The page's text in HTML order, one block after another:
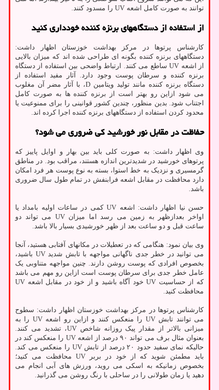
توانند به صورت کامل اشعه UV را مسدود کنند.
از استفاده از دستگاههای برنزه کننده خودداری کنید
کارشناس پرتوها در مرکز بهداشت خوزستان اظهار داشت:
دستگاههای برنزه کننده بگونه ای طراحی شده اند که میزان بالایی
از اشعه UV ساطع می کنند. ارتباط واضحی بین استفاده از دستگاه
برنزه کننده و سرطان پوست وجود دارد. آثار مفید استفاده از
دستگاه برنزه کننده مانند تولید ویتامین D، با آثار مضر آن مغلوب
می شود ازاین رو بهتر است از برنزه کننده ها به صورت کامل
اجتناب شود. بدین منظور، چندین کشور قوانینی را برای ممنوعیت یا
محدود کردن استفاده از دستگاههای برنزه کننده اجرا کرده اند.
حفاظت در مقابل نور خورشید کی ضروری می شود؟
وی اظهار داشت: به صورت کلی باید بین بهار و اوایل پاییز که
پرتوهای خورشید در شدیدترین اندازه هستند، مراقب بود. در مناطق
گرمسیری و نزدیک به خط استوا، بسته به نوع پوست هر فرد امکان
دارد محافظت در مقابل اشعه فرابنفش در تمام طول سال ضروری
باشد.
حسن نیا اظهار داشت: اشعه UV کمی در ساعات اولیه بامداد یا
اواخر بعدازظهر به زمین می رسد اما میزان UV می تواند دو
ساعت قبل و دو ساعت بعد از ظهر خورشیدی بسیار بالا باشد.
وی بیان نمود: هنگامی که در تعطیلات در مکانهای آفتابی هستید، آنجا
می توانید در خطر جدی ناگهانی مواجهه با تابش شدید UV باشید،
بخصوص افرادی که پوست روشن دارند. چنین مواجهه متناوبی یک
عامل خطر جدی برای سرطان پوست است ازاین رو مهم می باشد
که از حساسیت UV خود آگاه باشید و از خود در مقابل اشعه UV
محافظت کنید.
کارشناس پرتوها در مرکز بهداشت خوزستان اظهار داشت: سطوح
می توانند تابش UV را منعکس کنند و ازاین رو اشعه UV را به
میزانی بالاتر از مقدار پیک روزانه شاخص UV، تشدید می کنند.
بعنوان مثال برف می تواند ۹۰ درصد از اشعه UV را منعکس کند در
حالیکه نمای سفید حدود ۲۰ درصد از تابش UV را منعکس می کند.
باید مطمئن شوید که از خود در بربر UV محافظت می کنید؛
بخصوص زمانیکه به اسکی می روید، ورزش های آبی انجام می
دهید یا زمان طولانی را در ساحلی با رنگ روشن می گذرانید.